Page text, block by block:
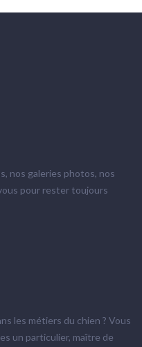
nos galeries photos, nos
pour rester toujours
les métiers du chien ? Vous
un particulier, maître de